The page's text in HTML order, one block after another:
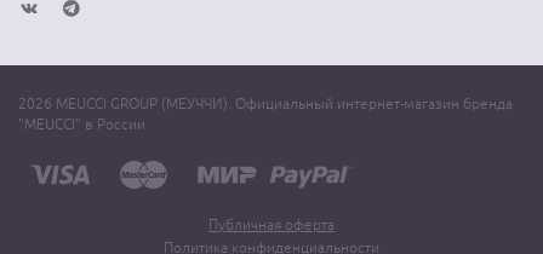
2026 MEUCCI GROUP (МЕУЧЧИ). Официальный интернет-магазин бренда
"MEUCCI" в России
Публичная оферта
Политика конфиденциальности